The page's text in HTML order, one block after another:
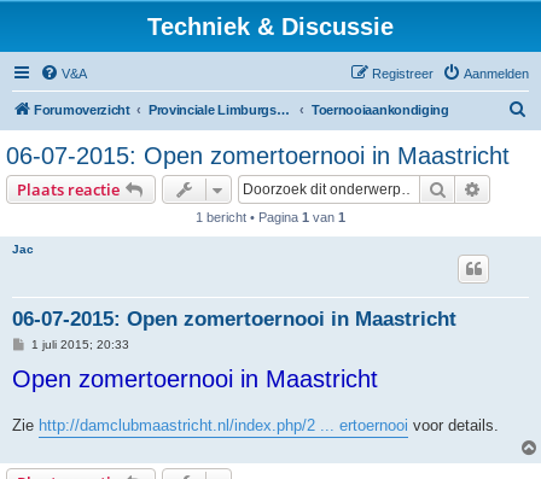
Techniek & Discussie
V&A Aanmelden
Registreer
Forumoverzicht Provinciale Limburgse Dambond Toernooiaankondiging
06-07-2015: Open zomertoernooi in Maastricht
Plaats reactie Zoek
1 bericht • Pagina 1 van 1
Jac
06-07-2015: Open zomertoernooi in Maastricht
B
r
i
t
1 juli 2015; 20:33
Open zomertoernooi in Maastricht
Zie http://damclubmaastricht.nl/index.php/2 ... ertoernooi voor details.